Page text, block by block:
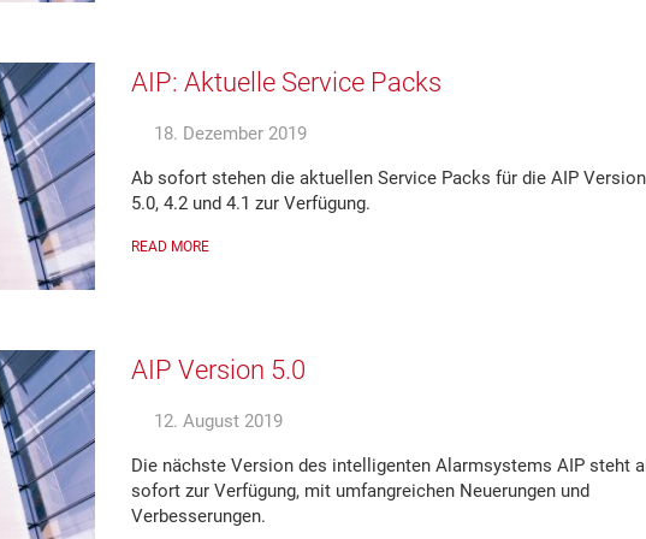
AIP: Aktuelle Service Packs
18. Dezember 2019
Ab sofort stehen die aktuellen Service Packs für die AIP
5.0, 4.2 und 4.1 zur Verfügung.
READ MORE
AIP Version 5.0
12. August 2019
Die nächste Version des intelligenten Alarmsystems AIP steht
sofort zur Verfügung, mit umfangreichen Neuerungen und
Verbesserungen.